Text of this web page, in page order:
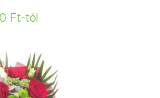
Ft-tól